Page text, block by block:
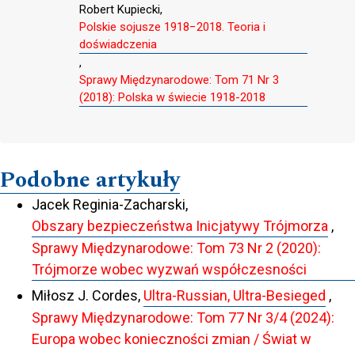
Robert Kupiecki,
Polskie sojusze 1918−2018. Teoria i
doświadczenia
,
Sprawy Międzynarodowe: Tom 71 Nr 3
(2018): Polska w świecie 1918-2018
Podobne artykuły
Jacek Reginia-Zacharski,
Obszary bezpieczeństwa Inicjatywy Trójmorza ,
Sprawy Międzynarodowe: Tom 73 Nr 2 (2020):
Trójmorze wobec wyzwań współczesności
Miłosz J. Cordes, Ultra-Russian, Ultra-Besieged ,
Sprawy Międzynarodowe: Tom 77 Nr 3/4 (2024):
Europa wobec konieczności zmian / Świat w